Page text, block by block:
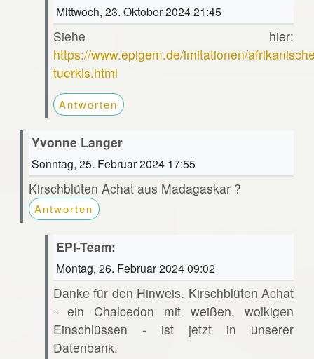
Mittwoch, 23. Oktober 2024 21:45
Siehe hier:
https://www.epigem.de/imitationen/
tuerkis.html
Antworten
Yvonne Langer
Sonntag, 25. Februar 2024 17:55
Kirschblüten Achat aus Madagaskar ?
Antworten
EPI-Team:
Montag, 26. Februar 2024 09:02
Danke für den Hinweis. Kirschblüten Achat
- ein Chalcedon mit weißen, wolkigen
Einschlüssen - ist jetzt in unserer
Datenbank.